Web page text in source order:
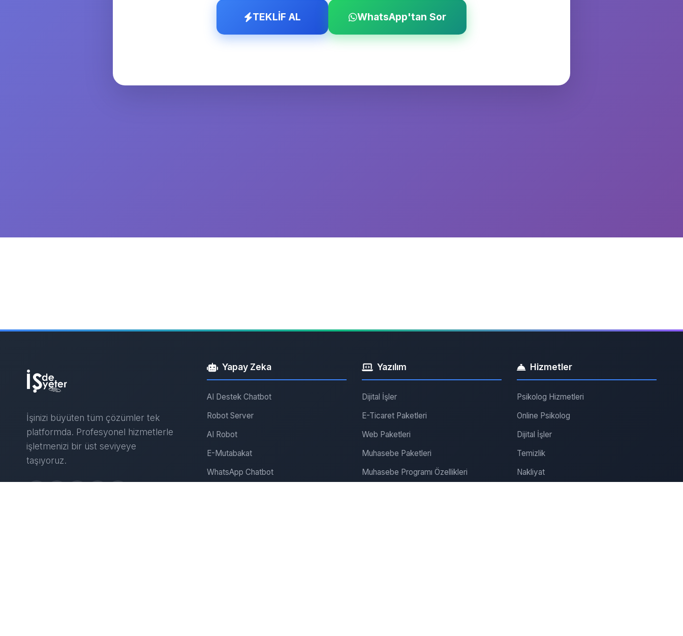
TEKLİF AL WhatsApp'tan Sor
İşinizi büyüten tüm çözümler tek
platformda. Profesyonel hizmetlerle
işletmenizi bir üst seviyeye
taşıyoruz.
Yapay Zeka
AI Destek Chatbot
Robot Server
AI Robot
E-Mutabakat
WhatsApp Chatbot
Yazılım
Dijital İşler
E-Ticaret Paketleri
Web Paketleri
Muhasebe Paketleri
Muhasebe Programı Özellikleri
Hizmetler
Psikolog Hizmetleri
Online Psikolog
Dijital İşler
Temizlik
Nakliyat